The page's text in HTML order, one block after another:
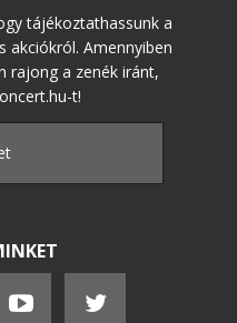
tájékoztathassunk a
akciókról. Amennyiben
rajong a zenék iránt,
t!